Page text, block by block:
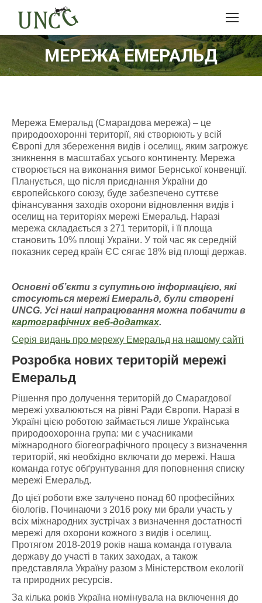
МЕРЕЖА ЕМЕРАЛЬД
Мережа Емеральд (Смарагдова мережа) – це
природоохоронні території, які створюють у всій
Європі для збереження видів і оселищ, яким загрожує
зникнення в масштабах усього континенту. Мережа
створюється на виконання вимог Бернської конвенції.
Планується, що після приєднання України до
європейського союзу, буде забезпечено суттєве
фінансування заходів охорони відновлення видів і
оселищ на територіях мережі Емеральд. Наразі
мережа складається з 271 території, і її площа
становить 10% площі України. У той час як середній
показник серед країн ЄС сягає 18% від площі держав.
Основні об’єкти з супутньою інформацією, які
стосуються мережі Емеральд, були створені
UNCG. Усі наші напрацювання можна побачити в
картографічних веб-додатках.
Серія видань про мережу Емеральд на нашому сайті
Розробка нових територій мережі
Емеральд
Рішення про долучення територій до Смарагдової
мережі ухвалюються на рівні Ради Європи. Наразі в
Україні цією роботою займається лише Українська
природоохоронна група: ми є учасниками
міжнародного біогеографічного процесу з визначення
територій, які необхідно включати до мережі. Наша
команда готує обґрунтування для поповнення списку
мережі Емеральд.
До цієї роботи вже залучено понад 60 професійних
біологів. Починаючи з 2016 року ми брали участь у
всіх міжнародних зустрічах з визначення достатності
мережі для охорони кожного з видів і оселищ.
Протягом 2018-2019 років наша команда готувала
державу до участі в таких заходах, а також
представляла Україну разом з Міністерством екології
та природних ресурсів.
За кілька років Україна номінувала на включення до